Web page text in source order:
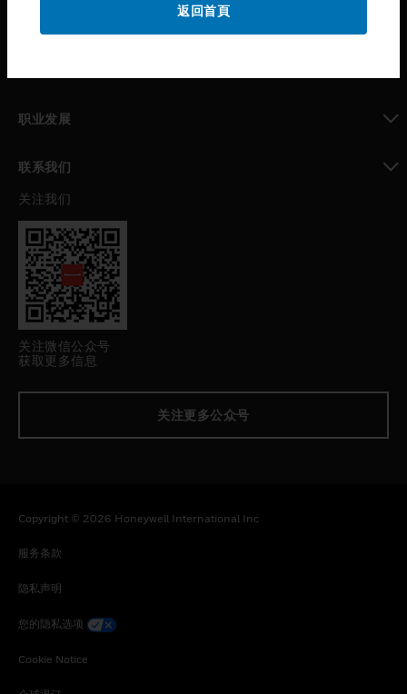
职业发展
联系我们
toggle view
关注我们
关注微信公众号
获取更多信息
关注更多公众号
Copyright © 2026 Honeywell International Inc
服务条款
隐私声明
您的隐私选项
Cookie Notice
返回首頁